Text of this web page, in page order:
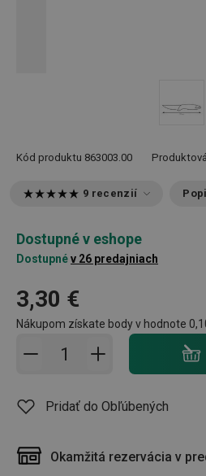
Kód produktu 863003.00
9 recenzií
Dostupné v eshope
Dostupnév 26 predajniach
3,30 €
Nákupom získate body v hodnote
Pridať do košíka - počet
Pridať do Obľúbených
Okamžitá rezervácia v